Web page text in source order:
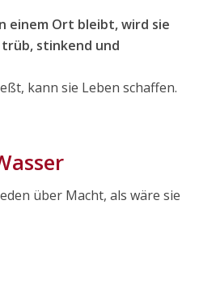
einem Ort bleibt, wird sie
stinkend und
kann sie Leben schaffen.
über Macht, als wäre sie